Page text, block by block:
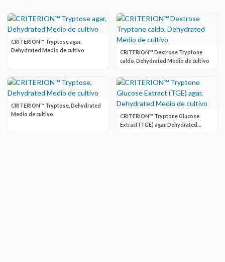
CRITERION™ Tryptose agar,
Dehydrated Medio de cultivo
CRITERION™ Dextrose Tryptone
caldo, Dehydrated Medio de cultivo
CRITERION™ Tryptose, Dehydrated
Medio de cultivo
CRITERION™ Tryptone Glucose
Extract (TGE) agar, Dehydrated